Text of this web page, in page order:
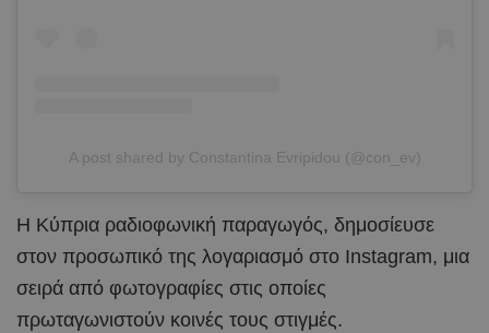
A post shared by Constantina Evripidou (@con_ev)
Η Κύπρια ραδιοφωνική παραγωγός, δημοσίευσε
στον προσωπικό της λογαριασμό στο Instagram, μια
σειρά από φωτογραφίες στις οποίες
πρωταγωνιστούν κοινές τους στιγμές.